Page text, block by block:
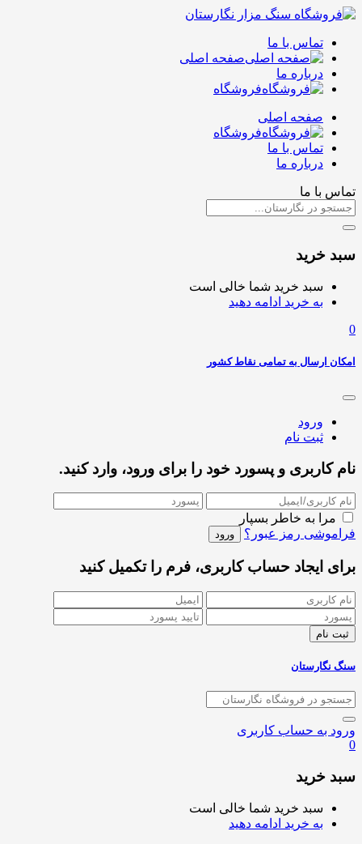
تماس با ما
صفحه اصلی
درباره ما
فروشگاه
صفحه اصلی
فروشگاه
تماس با ما
درباره ما
تماس با ما
سبد خرید
سبد خرید شما خالی است
به خرید ادامه دهید
0
امکان ارسال به تمامی نقاط کشور
ورود
ثبت نام
نام کاربری و پسورد خود را برای ورود، وارد کنید.
مرا به خاطر بسپار
فراموشی رمز عبور؟
برای ایجاد حساب کاربری، فرم را تکمیل کنید
سنگ نگارستان
ورود به حساب کاربری
0
سبد خرید
سبد خرید شما خالی است
به خرید ادامه دهید